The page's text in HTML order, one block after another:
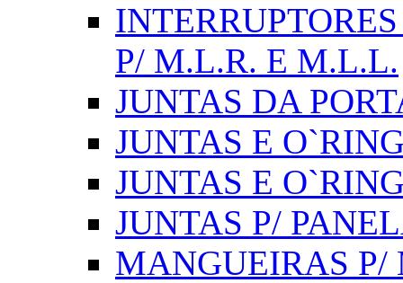
P/ M.L.R. E M.L.L.
JUNTAS DA
JUNTAS E
JUNTAS E
JUNTAS P/
MANGUEIRAS